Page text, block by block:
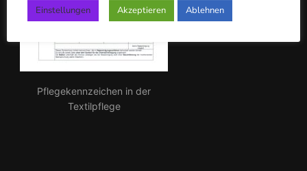
Pflegekennzeichen in der
Textilpflege
Einstellungen Akzeptieren Ablehnen